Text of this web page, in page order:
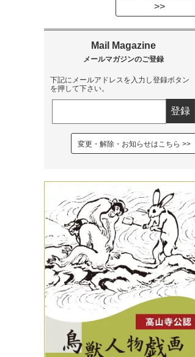
>>
下記にメールアドレスを入力し登録ボタン
を押して下さい。
変更・解除・お知らせはこちら